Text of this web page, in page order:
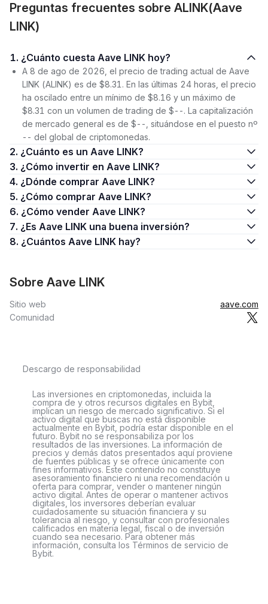
Preguntas frecuentes sobre ALINK(Aave
LINK)
1. ¿Cuánto cuesta Aave LINK hoy?
A 8 de ago de 2026, el precio de trading actual de Aave
LINK (ALINK) es de $8.31. En las últimas 24 horas, el precio
ha oscilado entre un mínimo de $8.16 y un máximo de
$8.31 con un volumen de trading de $--. La capitalización
de mercado general es de $--, situándose en el puesto nº
-- del global de criptomonedas.
2. ¿Cuánto es un Aave LINK?
3. ¿Cómo invertir en Aave LINK?
4. ¿Dónde comprar Aave LINK?
5. ¿Cómo comprar Aave LINK?
6. ¿Cómo vender Aave LINK?
7. ¿Es Aave LINK una buena inversión?
8. ¿Cuántos Aave LINK hay?
Sobre Aave LINK
Sitio web
aave.com
Comunidad
Descargo de responsabilidad
Las inversiones en criptomonedas, incluida la
compra de y otros recursos digitales en Bybit,
implican un riesgo de mercado significativo. Si el
activo digital que buscas no está disponible
actualmente en Bybit, podría estar disponible en el
futuro. Bybit no se responsabiliza por los
resultados de las inversiones. La información de
precios y demás datos presentados aquí proviene
de fuentes públicas y se ofrece únicamente con
fines informativos. Este contenido no constituye
asesoramiento financiero ni una recomendación u
oferta para comprar, vender o mantener ningún
activo digital. Antes de operar o mantener activos
digitales, los inversores deberían evaluar
cuidadosamente su situación financiera y su
tolerancia al riesgo, y consultar con profesionales
calificados en materia legal, fiscal o de inversión
cuando sea necesario. Para obtener más
información, consulta los Términos de servicio de
Bybit.